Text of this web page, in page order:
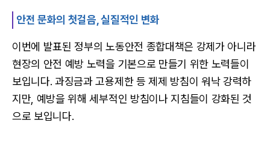
안전 문화의 첫걸음, 실질적인 변화
이번에 발표된 정부의 노동안전 종합대책은 강제가 아니라
현장의 안전 예방 노력을 기본으로 만들기 위한 노력들이
보입니다. 과징금과 고용제한 등 제제 방침이 워낙 강력하
지만, 예방을 위해 세부적인 방침이나 지침들이 강화된 것
으로 보입니다.